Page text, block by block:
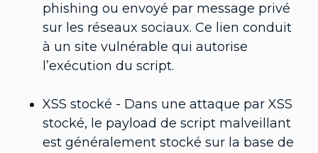
phishing ou envoyé par message privé
sur les réseaux sociaux. Ce lien conduit
à un site vulnérable qui autorise
l’exécution du script.
XSS stocké - Dans une attaque par XSS
stocké, le payload de script malveillant
est généralement stocké sur la base de